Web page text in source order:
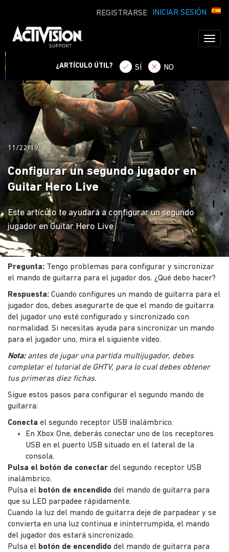
INICIAR SESIÓN
REGISTRARSE
¿ARTÍCULO ÚTIL? SÍ NO
11/22/19
Configurar un segundo jugador en
Guitar Hero Live
Este artículo te ayudará a configurar un segundo
jugador en Guitar Hero Live
Pregunta: Tengo problemas para configurar y sincronizar
el mando de guitarra para el jugador dos. ¿Qué debo hacer?
Respuesta: Cuando configures un mando de guitarra para el
jugador dos, debes asegurarte de que el mando de guitarra
del jugador uno esté configurado y sincronizado con
normalidad. Si necesitas ayuda para sincronizar un mando
para el jugador uno, mira el siguiente vídeo.
Nota:antes de jugar una partida multijugador, debes
completar el tutorial de GHTV, para lo cual debes obtener
tus primeras diez fichas.
Sigue estos pasos para configurar el segundo mando de
guitarra:
Conecta el segundo receptor USB inalámbrico.
En Xbox One, deberás conectar uno de los receptores
USB en el puerto USB situado en el lateral de la
consola.
Pulsa el botón de conectar del segundo receptor USB
inalámbrico.
Pulsa el botón de encendido del mando de guitarra para
que su LED parpadee rápidamente.
Cuando la luz del mando de guitarra deje de parpadear y se
convierta en una luz continua e ininterrumpida, el mando
del jugador dos estará sincronizado.
Pulsa el botón de encendido del mando de guitarra para